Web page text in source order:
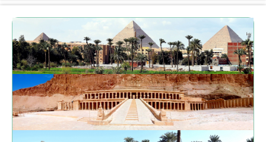
Über uns
Wichtige Hinweise
Impressum
Datenschutzerklärung
Kreuzfahrten